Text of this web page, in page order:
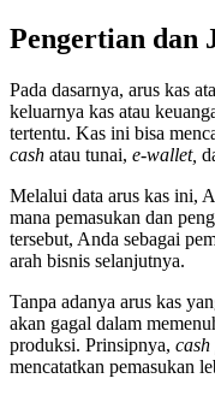
Pengertian dan
Pada dasarnya, arus kas
keluarnya kas atau
tertentu. Kas ini bisa
cash atau tunai, e-wallet,
Melalui data arus kas ini,
mana pemasukan dan
tersebut, Anda sebagai
arah bisnis selanjutnya.
Tanpa adanya arus kas
akan gagal dalam
produksi. Prinsipnya,
mencatatkan pemasukan